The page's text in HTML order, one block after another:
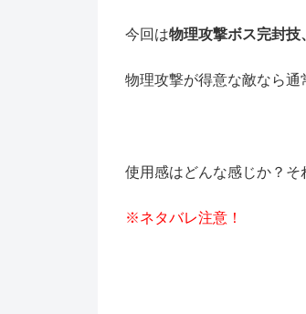
今回は物理攻撃ボス完封技
物理攻撃が得意な敵なら通
使用感はどんな感じか？そ
※ネタバレ注意！